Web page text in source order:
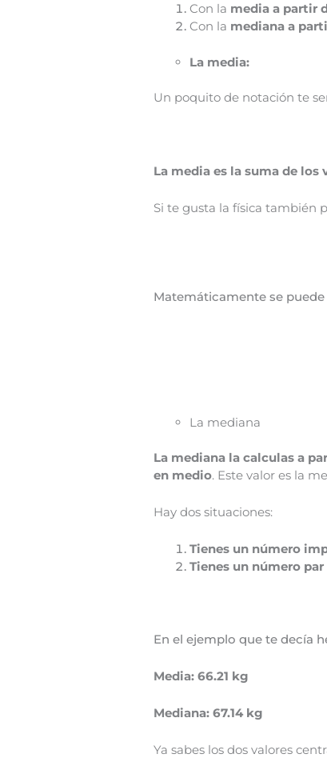
Con la media a partir
Con la mediana a
La media:
Un poquito de notación te
La media es la suma de
Si te gusta la física también
Matemáticamente se
La mediana
La mediana la calculas a
en medio. Este valor es la
Hay dos situaciones:
Tienes un número
Tienes un número
En el ejemplo que te decía
Media: 66.21 kg
Mediana: 67.14 kg
Ya sabes los dos valores